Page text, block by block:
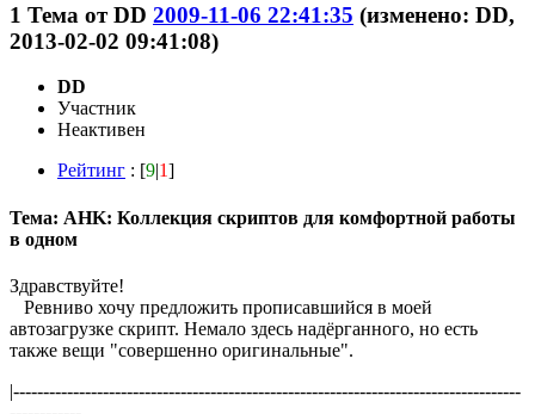
1 Тема отDD 2009-11-06 22:41:35 (изменено: DD,
2013-02-02 09:41:08)
DD
Участник
Неактивен
Рейтинг : [9|1]
Тема: AHK: Коллекция скриптов для комфортной работы
в одном
Здравствуйте!
Ревниво хочу предложить прописавшийся в моей
автозагрузке скрипт. Немало здесь надёрганного, но есть
также вещи "совершенно оригинальные".
|-------------------------------------------------------------------------------------